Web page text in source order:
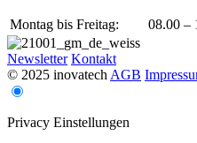
Montag bis Freitag: 08.00 –
Newsletter Kontakt
© 2025 inovatech AGB
Privacy Einstellungen